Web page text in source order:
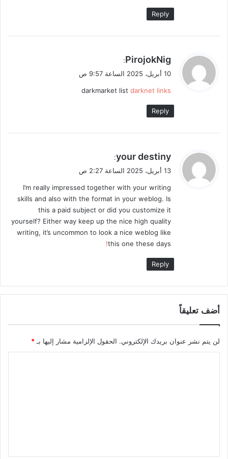
Reply
ي
ل
PirojokNig
:
10 أبريل، 2025 الساعة 9:57 ص
darkmarket list darknet links
Reply
ي
ل
your destiny
:
13 أبريل، 2025 الساعة 2:27 ص
I’m really impressed together with your writing
skills and also with the format in your weblog. Is
this a paid subject or did you customize it
yourself? Either way keep up the nice high quality
writing, it’s uncommon to look a nice weblog like
this one these days
!
Reply
أضف تعليقاً
لن يتم نشر عنوان بريدك الإلكتروني. الحقول الإلزامية مشار إليها بـ *